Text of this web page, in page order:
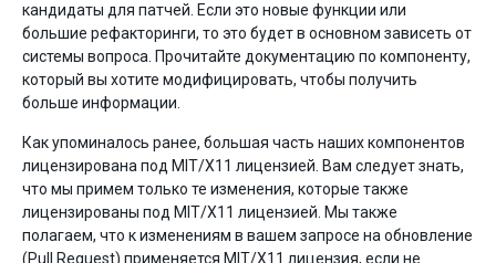
кандидаты для патчей. Если это новые функции или
большие рефакторинги, то это будет в основном зависеть от
системы вопроса. Прочитайте документацию по компоненту,
который вы хотите модифицировать, чтобы получить
больше информации.
Как упоминалось ранее, большая часть наших компонентов
лицензирована под MIT/X11 лицензией. Вам следует знать,
что мы примем только те изменения, которые также
лицензированы под MIT/X11 лицензией. Мы также
полагаем, что к изменениям в вашем запросе на обновление
(Pull Request) применяется MIT/X11 лицензия, если не